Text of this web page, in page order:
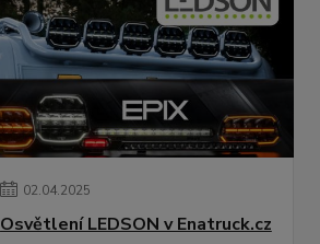
02.04.2025
Osvětlení LEDSON v Enatruck.cz